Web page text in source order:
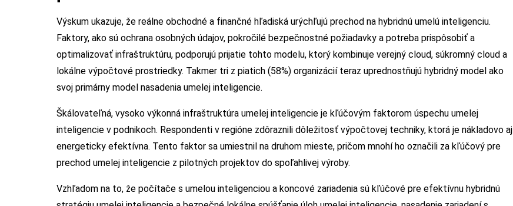
Výskum ukazuje, že reálne obchodné a finančné hľadiská urýchľujú prechod na hybridnú umelú inteligenciu.
Faktory, ako sú ochrana osobných údajov, pokročilé bezpečnostné požiadavky a potreba prispôsobiť a
optimalizovať infraštruktúru, podporujú prijatie tohto modelu, ktorý kombinuje verejný cloud, súkromný cloud a
lokálne výpočtové prostriedky. Takmer tri z piatich (58%) organizácií teraz uprednostňujú hybridný model ako
svoj primárny model nasadenia umelej inteligencie.
Škálovateľná, vysoko výkonná infraštruktúra umelej inteligencie je kľúčovým faktorom úspechu umelej
inteligencie v podnikoch. Respondenti v regióne zdôraznili dôležitosť výpočtovej techniky, ktorá je nákladovo aj
energeticky efektívna. Tento faktor sa umiestnil na druhom mieste, pričom mnohí ho označili za kľúčový pre
prechod umelej inteligencie z pilotných projektov do spoľahlivej výroby.
Vzhľadom na to, že počítače s umelou inteligenciou a koncové zariadenia sú kľúčové pre efektívnu hybridnú